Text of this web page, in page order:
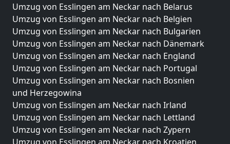
Umzug von Esslingen am Neckar nach Belarus
Umzug von Esslingen am Neckar nach Belgien
Umzug von Esslingen am Neckar nach Bulgarien
Umzug von Esslingen am Neckar nach Dänemark
Umzug von Esslingen am Neckar nach England
Umzug von Esslingen am Neckar nach Portugal
Umzug von Esslingen am Neckar nach Bosnien
und Herzegowina
Umzug von Esslingen am Neckar nach Irland
Umzug von Esslingen am Neckar nach Lettland
Umzug von Esslingen am Neckar nach Zypern
Umzug von Esslingen am Neckar nach Kroatien